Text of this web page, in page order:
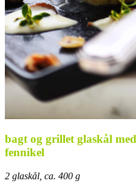
bagt og grillet glaskål
fennikel
2 glaskål, ca. 400 g